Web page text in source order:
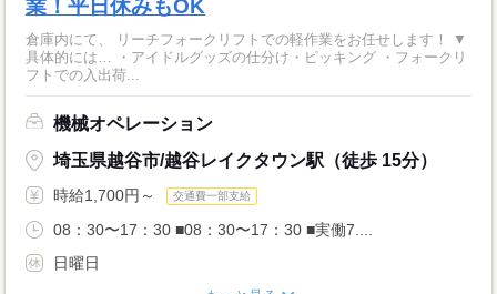
業！平日休みもOK
倉庫内にて、 リーチフォークリフトでの軽作業をお任せします！ ▼
具体的には… ・アイドルグッズの仕分け・ピッキング ・フォークリ
フトでの入出荷...
機械オペレーション
埼玉県越谷市/越谷レイクタウン駅（徒歩 15分）
時給1,700円～ 交通費一部支給
08：30〜17：30 ■08：30〜17：30 ■実働7....
日曜日